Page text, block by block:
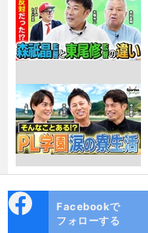
ok
Facebookで
フォローする